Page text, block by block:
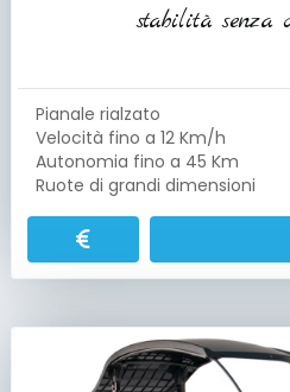
stabilità senza
Pianale rialzato
Velocità fino a 12 Km/h
Autonomia fino a 45 Km
Ruote di grandi dimensioni